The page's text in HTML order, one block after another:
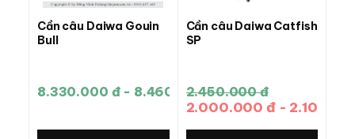
Cần câu Daiwa Gouin
Bull
8.330.000 đ - 8.460.000 đ
Cần câu Daiwa Catfish
SP
2.450.000 đ
2.000.000 đ -